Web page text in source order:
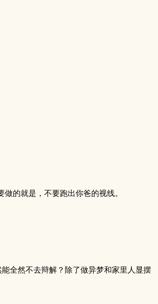
的就是，不要跑出你爸的视线。
全然不去辩解？除了做异梦和家里人显摆